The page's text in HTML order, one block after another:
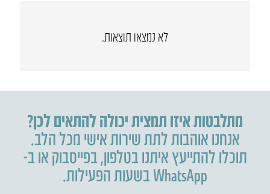
לא נמצאו תוצאות.
מתלבטות איזו תמצית יכולה להתאים לכן?
אנחנו אוהבות לתת שירות אישי מכל הלב.
תוכלו להתייעץ איתנו בטלפון,בפייסבוק או ב-
WhatsApp בשעות הפעילות.